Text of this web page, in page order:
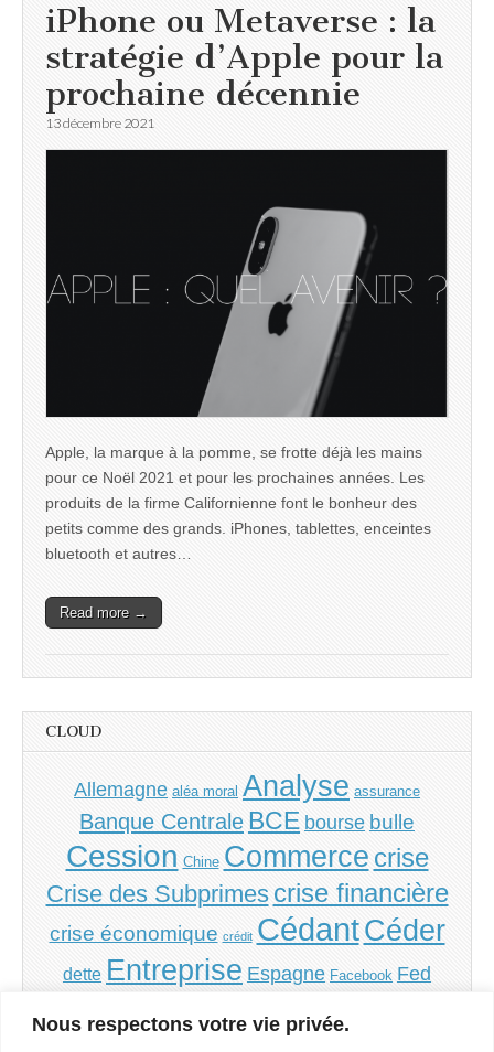
Nous respectons votre vie privée.
iPhone ou Metaverse : la
stratégie d’Apple pour la
prochaine décennie
13 décembre 2021
Apple, la marque à la pomme, se frotte déjà les mains
pour ce Noël 2021 et pour les prochaines années. Les
produits de la firme Californienne font le bonheur des
petits comme des grands. iPhones, tablettes, enceintes
bluetooth et autres…
Read more →
CLOUD
Allemagne aléa moral Analyse assurance
Banque Centrale BCE bourse bulle
Cession Chine Commerce crise
Crise des Subprimes crise financière
crise économique crédit CédantCéder
dette Entreprise Espagne Facebook Fed
PMEPMI